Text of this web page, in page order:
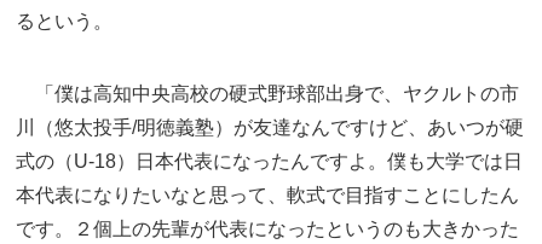
るという。
「僕は高知中央高校の硬式野球部出身で、ヤクルトの市
川（悠太投手/明徳義塾）が友達なんですけど、あいつが硬
式の（U-18）日本代表になったんですよ。僕も大学では日
本代表になりたいなと思って、軟式で目指すことにしたん
です。２個上の先輩が代表になったというのも大きかった